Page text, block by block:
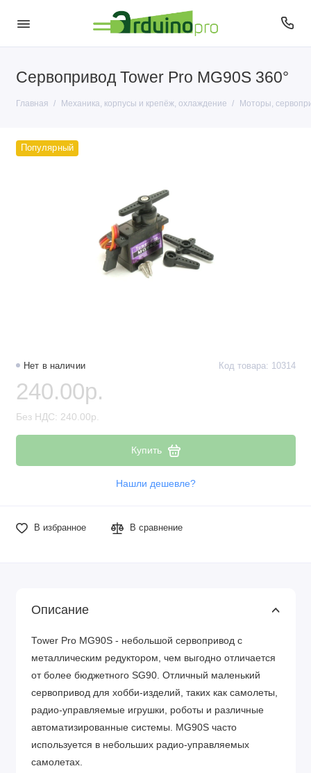
Сервопривод Tower Pro MG90S 360°
Главная Механика, корпусы и крепёж, охлаждение Моторы,
Охлаждение
Популярный
Нет в наличии Код товара: 10314
240.00р.
Без НДС: 240.00р.
Купить
Нашли дешевле?
В избранное В сравнение
Описание
Tower Pro MG90S - небольшой сервопривод с
металлическим редуктором, чем выгодно отличается
от более бюджетного SG90. Отличный маленький
сервопривод для хобби-изделий, таких как самолеты,
радио-управляемые игрушки, роботы и различные
автоматизированные системы. MG90S часто
используется в небольших радио-управляемых
самолетах.